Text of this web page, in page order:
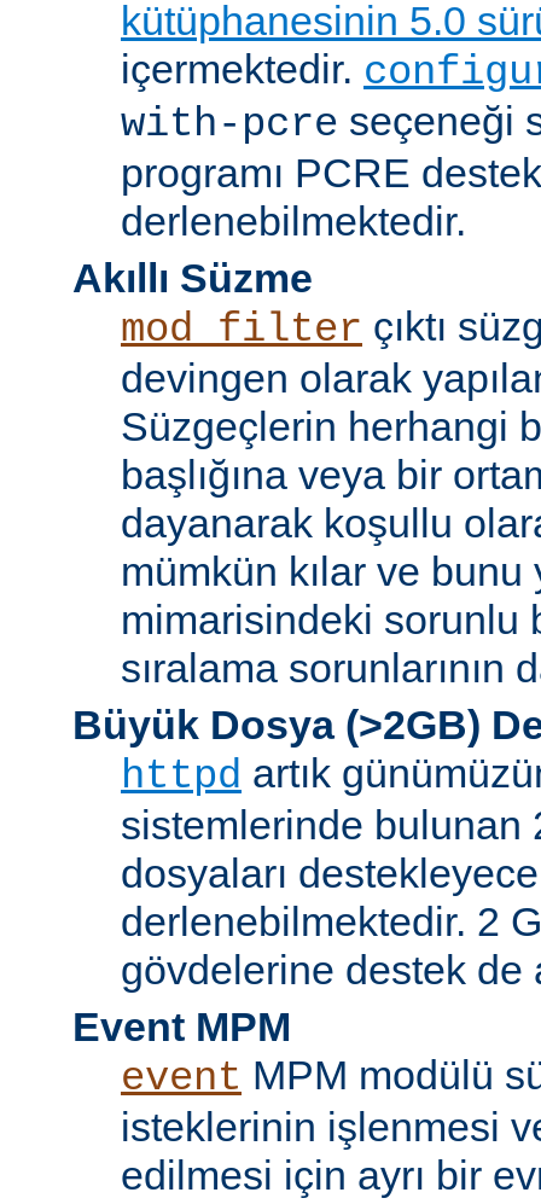
kütüphanesinin 5.0
içermektedir.
with-pcre seçeneği
programı PCRE
derlenebilmektedir.
Akıllı Süzme
mod_filter çıktı
devingen olarak
Süzgeçlerin herhangi
başlığına veya bir
dayanarak koşullu
mümkün kılar ve
mimarisindeki sorunlu
sıralama sorunlarının
Büyük Dosya (>2GB)
httpd artık
sistemlerinde bulunan
dosyaları
derlenebilmektedir. 2
gövdelerine destek de
Event MPM
event MPM modülü
isteklerinin işlenmesi
edilmesi için ayrı bir